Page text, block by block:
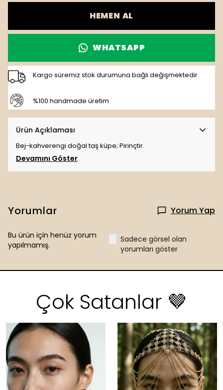
HEMEN AL
WHATSAPP
Kargo süremiz stok durumuna bağlı değişmektedir.
%100 handmade üretim
Ürün Açıklaması
Bej-kahverengi doğal taş küpe; Pirinçtir.
Devamını Göster
Yorumlar Yorum Yap
Bu ürün için henüz yorum
yapılmamış.
Sadece görsel olan
yorumları göster
Çok Satanlar 🤎